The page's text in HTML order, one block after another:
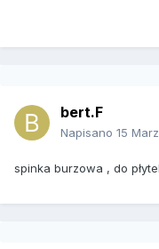
bert.F
Napisano 15
spinka burzowa , do